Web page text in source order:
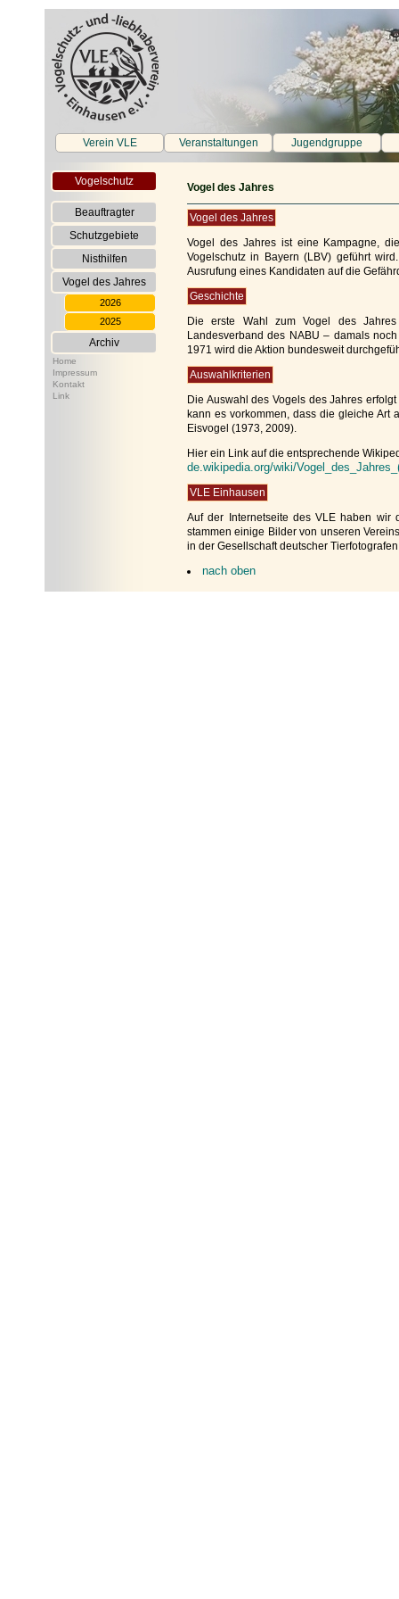
Verein VLE Veranstaltungen Jugendgruppe
Vogelschutz
Beauftragter
Schutzgebiete
Nisthilfen
Vogel des Jahres
2026
2025
Archiv
Home
Impressum
Kontakt
Link
Vogel des Jahres
Vogel des Jahres
Vogel des Jahres ist eine Kampagne,
Vogelschutz in Bayern (LBV) geführt
Ausrufung eines Kandidaten auf die
Geschichte
Die erste Wahl zum Vogel des Jahres
Landesverband des NABU – damals
1971 wird die Aktion bundesweit
Auswahlkriterien
Die Auswahl des Vogels des Jahres
kann es vorkommen, dass die gleiche Art
Eisvogel (1973, 2009).
Hier ein Link auf die entsprechende
de.wikipedia.org/wiki/
VLE Einhausen
Auf der Internetseite des VLE haben wir
stammen einige Bilder von unseren
in der Gesellschaft deutscher
nach oben